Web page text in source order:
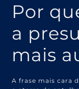
Por
a
mais
A frase mais cara